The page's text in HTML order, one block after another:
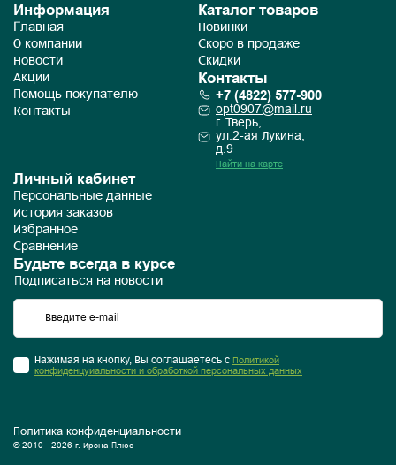
Информация
Главная
О компании
Новости
Акции
Помощь покупателю
Контакты
Каталог товаров
Новинки
Скоро в продаже
Скидки
Контакты
+7 (4822) 577-900
opt0907@mail.ru
г. Тверь,
ул.2-ая Лукина,
д.9
Найти на карте
Личный кабинет
Персональные данные
История заказов
Избранное
Сравнение
Будьте всегда в курсе
Подписаться на новости
Нажимая на кнопку, Вы соглашаетесь с Политикой
конфиденцуиальности и обработкой персональных данных
Политика конфиденциальности
© 2010 - 2026 г. Ирэна Плюс